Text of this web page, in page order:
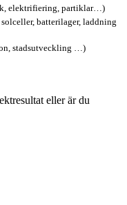
elektrifiering, partiklar…)
batterilager, laddning
stadsutveckling …)
eller är du